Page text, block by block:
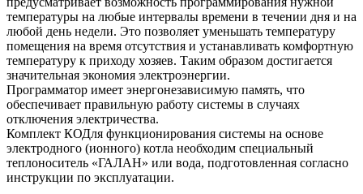
температуры на любые интервалы времени в течении дня и на
любой день недели. Это позволяет уменьшать температуру
помещения на время отсутствия и устанавливать комфортную
температуру к приходу хозяев. Таким образом достигается
значительная экономия электроэнергии.
Программатор имеет энергонезависимую память, что
обеспечивает правильную работу системы в случаях
отключения электричества.
Комплект КОДля функционирования системы на основе
электродного (ионного) котла необходим специальный
теплоноситель «‎ГАЛАН» или вода, подготовленная согласно
инструкции по эксплуатации.